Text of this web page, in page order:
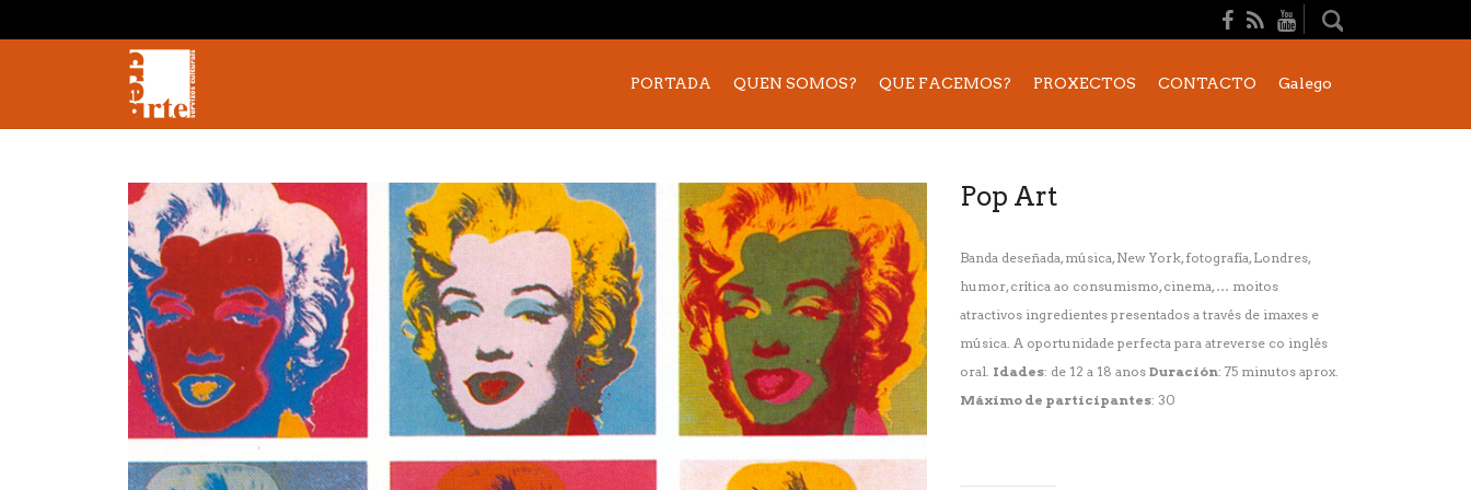
PORTADA QUEN SOMOS? QUE FACEMOS? PROXECTOS CONTACTO Galego
Pop Art
Banda deseñada, música, New York, fotografía, Londres,
humor, crítica ao consumismo, cinema, … moitos
atractivos ingredientes presentados a través de imaxes e
música. A oportunidade perfecta para atreverse co inglés
oral. Idades: de 12 a 18 anos Duración: 75 minutos aprox.
Máximo de participantes: 30